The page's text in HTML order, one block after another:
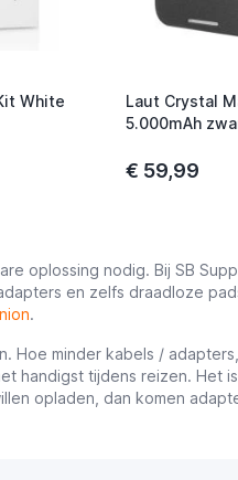
White
Laut Crystal
5.000mAh
€ 59,99
oplossing nodig. Bij SB
en zelfs draadloze
.
Hoe minder kabels /
handigst tijdens reizen. Het
opladen, dan komen